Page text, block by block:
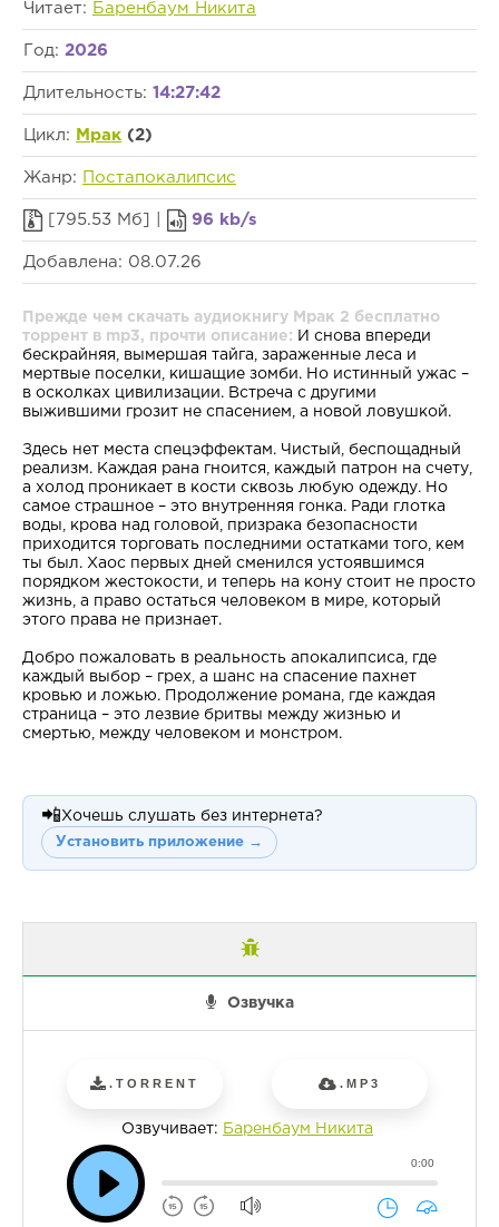
Читает: Баренбаум Никита
Год: 2026
Длительность: 14:27:42
Цикл: Мрак (2)
Жанр: Постапокалипсис
[795.53 Мб] | 96 kb/s
Добавлена: 08.07.26
Прежде чем скачать аудиокнигу Мрак 2 бесплатно
торрент в mp3, прочти описание: И снова впереди
бескрайняя, вымершая тайга, зараженные леса и
мертвые поселки, кишащие зомби. Но истинный ужас –
в осколках цивилизации. Встреча с другими
выжившими грозит не спасением, а новой ловушкой.
Здесь нет места спецэффектам. Чистый, беспощадный
реализм. Каждая рана гноится, каждый патрон на счету,
а холод проникает в кости сквозь любую одежду. Но
самое страшное – это внутренняя гонка. Ради глотка
воды, крова над головой, призрака безопасности
приходится торговать последними остатками того, кем
ты был. Хаос первых дней сменился устоявшимся
порядком жестокости, и теперь на кону стоит не просто
жизнь, а право остаться человеком в мире, который
этого права не признает.
Добро пожаловать в реальность апокалипсиса, где
каждый выбор – грех, а шанс на спасение пахнет
кровью и ложью. Продолжение романа, где каждая
страница – это лезвие бритвы между жизнью и
смертью, между человеком и монстром.
📲 Хочешь слушать без интернета?
Установить приложение →
Озвучка
.TORRENT .MP3
Озвучивает: Баренбаум Никита
0:00